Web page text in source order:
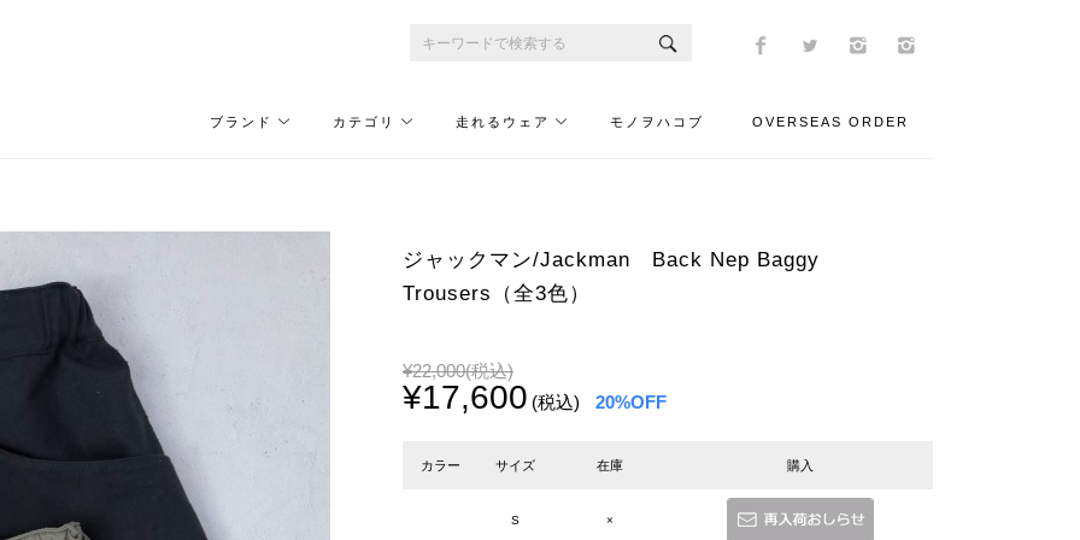
ブランド カテゴリ 走れるウェア モノヲハコブ OVERSEAS ORDER
ジャックマン/Jackman Back Nep Baggy
Trousers（全3色）
¥22,000(税込)
¥17,600 (税込) 20%OFF
カラー サイズ 在庫 購入
S ×